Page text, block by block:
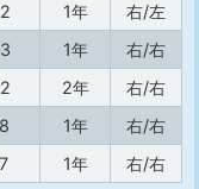
1年
右/左
1年
右/右
2年
右/右
1年
右/右
1年 右/右